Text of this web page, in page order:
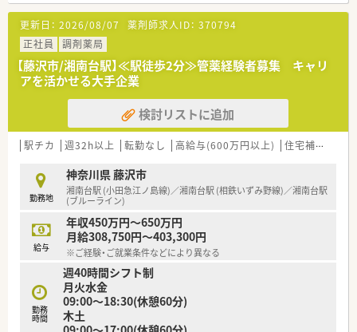
≪こんな働き方です≫
■日勤は17:00まで、当直は月3回程度
■病棟業務を始め、注射やケモ等病院薬剤師として幅広い経験を
積むことが出来ます
■自動車通勤OK
■栄養サポートチーム、緩和ケアチーム等様々なチームが作られ
ており多職種連携を学べます
■年間休日118日＋有休取得率100%
■マイカー通勤OK（月8,000円/自己負担）
■2年間のレジデント制度を導入し中長期的に新人薬剤師を育て
ています
■薬学生の実務実習の受入れを始め、薬学部での講義や卒論の作
成支援等にも携わっています
■専門・認定薬剤師の資格取得を支援しており
・がん薬物療法認定薬剤師
・外来がん治療認定薬剤師
・栄養サポートチーム(NST)専門療法士
・公認スポーツファーマシスト
他、多くの認定資格を取得しています
更新日： 2026/08/07 薬剤師求人ID： 370794
正社員
調剤薬局
【藤沢市/湘南台駅】≪駅徒歩2分≫管薬経験者募集 キャリ
アを活かせる大手企業
検討リストに追加
駅チカ 週32h以上 転勤なし 高給与(600万円以上) 住宅補助(手当)あり
勤務地
神奈川県 藤沢市
湘南台駅 (小田急江ノ島線)／湘南台駅 (相鉄いずみ野線)／湘南台駅
(ブルーライン)
給与
年収450万円～650万円
月給308,750円～403,300円
※ご経験・ご就業条件などにより異なる
勤務
時間
週40時間シフト制
月火水金
09:00～18:30(休憩60分)
木土